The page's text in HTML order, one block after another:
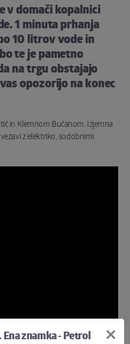
v domači kopalnici
1 minuta prhanja
10 litrov vode in
te je pametno
na trgu obstajajo
opozorijo na konec
in Klemnom Bučanom. Izjemna
z elektriko, sodobnimi
znamka - Petrol